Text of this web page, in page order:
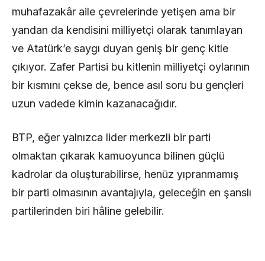
muhafazakâr aile çevrelerinde yetişen ama bir
yandan da kendisini milliyetçi olarak tanımlayan
ve Atatürk’e saygı duyan geniş bir genç kitle
çıkıyor. Zafer Partisi bu kitlenin milliyetçi oylarının
bir kısmını çekse de, bence asıl soru bu gençleri
uzun vadede kimin kazanacağıdır.
BTP, eğer yalnızca lider merkezli bir parti
olmaktan çıkarak kamuoyunca bilinen güçlü
kadrolar da oluşturabilirse, henüz yıpranmamış
bir parti olmasının avantajıyla, geleceğin en şanslı
partilerinden biri hâline gelebilir.